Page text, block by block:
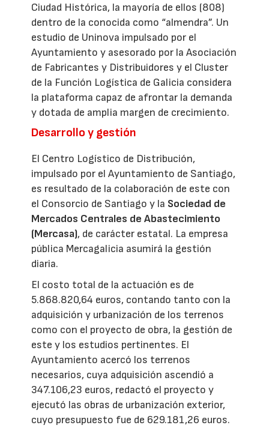
Ciudad Histórica, la mayoría de ellos (808)
dentro de la conocida como “almendra”. Un
estudio de Uninova impulsado por el
Ayuntamiento y asesorado por la Asociación
de Fabricantes y Distribuidores y el Cluster
de la Función Logística de Galicia considera
la plataforma capaz de afrontar la demanda
y dotada de amplia margen de crecimiento.
Desarrollo y gestión
El Centro Logístico de Distribución,
impulsado por el Ayuntamiento de Santiago,
es resultado de la colaboración de este con
el Consorcio de Santiago y la Sociedad de
Mercados Centrales de Abastecimiento
(Mercasa), de carácter estatal. La empresa
pública Mercagalicia asumirá la gestión
diaria.
El costo total de la actuación es de
5.868.820,64 euros, contando tanto con la
adquisición y urbanización de los terrenos
como con el proyecto de obra, la gestión de
este y los estudios pertinentes. El
Ayuntamiento acercó los terrenos
necesarios, cuya adquisición ascendió a
347.106,23 euros, redactó el proyecto y
ejecutó las obras de urbanización exterior,
cuyo presupuesto fue de 629.181,26 euros.